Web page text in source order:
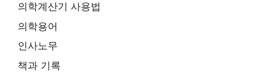
의학계산기 사용법
의학용어
인사노무
책과 기록